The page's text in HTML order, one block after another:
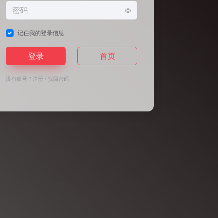
记住我的登录信息
登录 首页
没有账号？ 注册 /找回密码